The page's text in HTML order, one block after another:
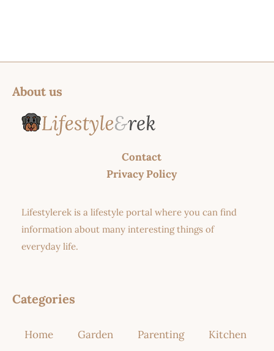
About us
Contact
Privacy Policy
Lifestylerek is a lifestyle portal where you can find
information about many interesting things of
everyday life.
Categories
Home Garden Parenting Kitchen